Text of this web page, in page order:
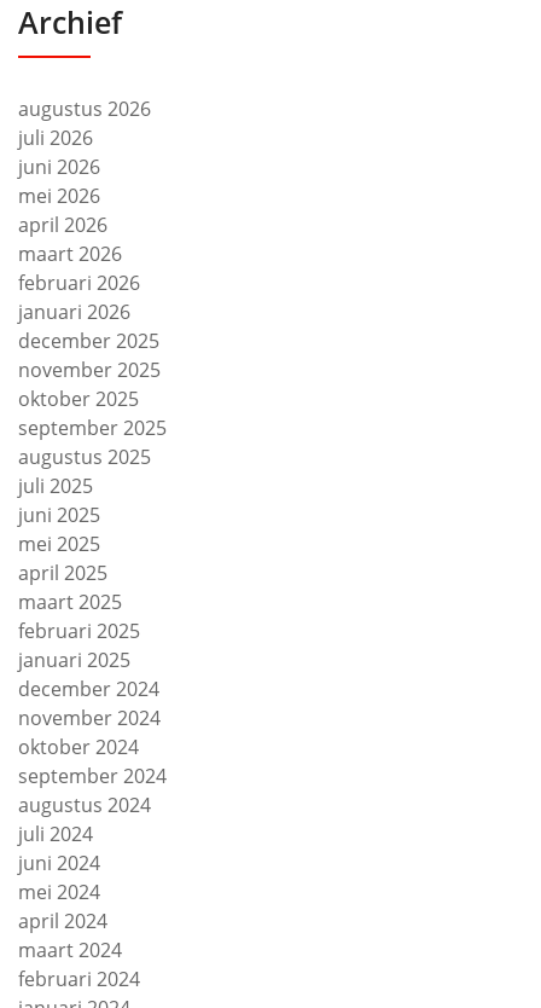
Archief
augustus 2026
juli 2026
juni 2026
mei 2026
april 2026
maart 2026
februari 2026
januari 2026
december 2025
november 2025
oktober 2025
september 2025
augustus 2025
juli 2025
juni 2025
mei 2025
april 2025
maart 2025
februari 2025
januari 2025
december 2024
november 2024
oktober 2024
september 2024
augustus 2024
juli 2024
juni 2024
mei 2024
april 2024
maart 2024
februari 2024